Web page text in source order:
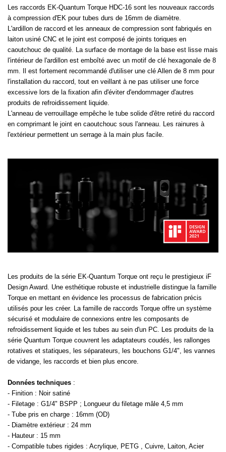
Les raccords EK-Quantum Torque HDC-16 sont les nouveaux raccords
à compression d'EK pour tubes durs de 16mm de diamètre.
L'ardillon de raccord et les anneaux de compression sont fabriqués en
laiton usiné CNC et le joint est composé de joints toriques en
caoutchouc de qualité. La surface de montage de la base est lisse mais
l'intérieur de l'ardillon est emboîté avec un motif de clé hexagonale de 8
mm. Il est fortement recommandé d'utiliser une clé Allen de 8 mm pour
l'installation du raccord, tout en veillant à ne pas utiliser une force
excessive lors de la fixation afin d'éviter d'endommager d'autres
produits de refroidissement liquide.
L'anneau de verrouillage empêche le tube solide d'être retiré du raccord
en comprimant le joint en caoutchouc sous l'anneau. Les rainures à
l'extérieur permettent un serrage à la main plus facile.
Les produits de la série EK-Quantum Torque ont reçu le prestigieux iF
Design Award. Une esthétique robuste et industrielle distingue la famille
Torque en mettant en évidence les processus de fabrication précis
utilisés pour les créer. La famille de raccords Torque offre un système
sécurisé et modulaire de connexions entre les composants de
refroidissement liquide et les tubes au sein d'un PC. Les produits de la
série Quantum Torque couvrent les adaptateurs coudés, les rallonges
rotatives et statiques, les séparateurs, les bouchons G1/4", les vannes
de vidange, les raccords et bien plus encore.
Données techniques :
- Finition : Noir satiné
- Filetage : G1/4" BSPP ; Longueur du filetage mâle 4,5 mm
- Tube pris en charge : 16mm (OD)
- Diamètre extérieur : 24 mm
- Hauteur : 15 mm
- Compatible tubes rigides : Acrylique, PETG , Cuivre, Laiton, Acier